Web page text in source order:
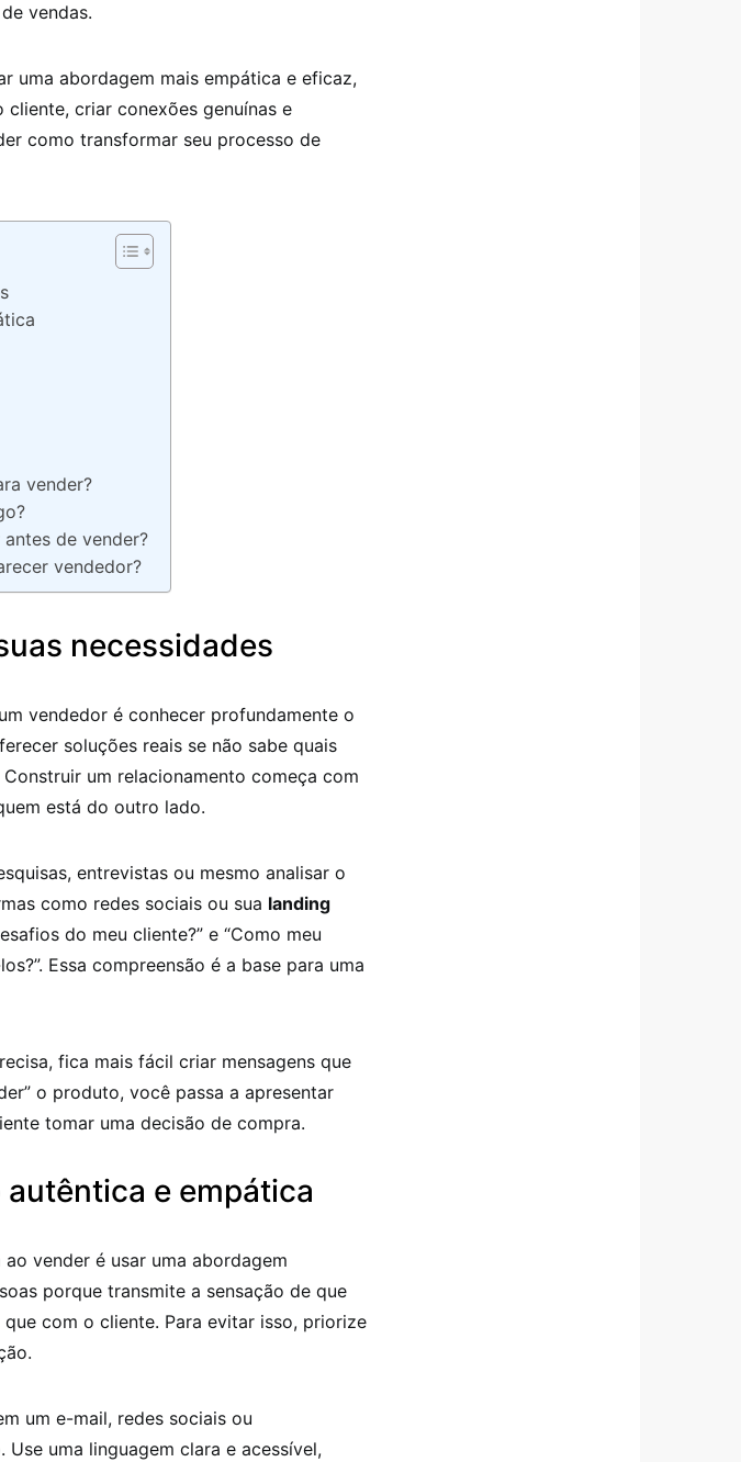
vendas.
uma abordagem mais empática e eficaz,
criar conexões genuínas e
como transformar seu processo de
vender?
de vender?
vendedor?
necessidades
vendedor é conhecer profundamente o
soluções reais se não sabe quais
um relacionamento começa com
está do outro lado.
entrevistas ou mesmo analisar o
como redes sociais ou sua landing
do meu cliente?” e “Como meu
Essa compreensão é a base para uma
fica mais fácil criar mensagens que
o produto, você passa a apresentar
tomar uma decisão de compra.
e empática
vender é usar uma abordagem
porque transmite a sensação de que
com o cliente. Para evitar isso, priorize
um e-mail, redes sociais ou
uma linguagem clara e acessível,